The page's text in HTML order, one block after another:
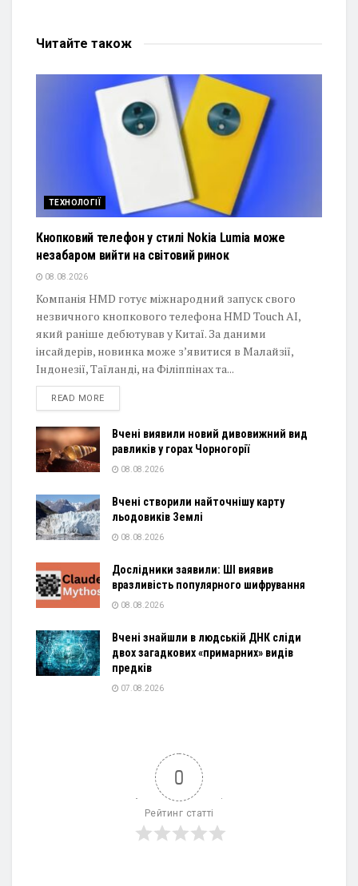
Читайте також
ТЕХНОЛОГІЇ
Кнопковий телефон у стилі Nokia Lumia може
незабаром вийти на світовий ринок
08.08.2026
Компанія HMD готує міжнародний запуск свого
незвичного кнопкового телефона HMD Touch AI,
який раніше дебютував у Китаї. За даними
інсайдерів, новинка може з’явитися в Малайзії,
Індонезії, Таїланді, на Філіппінах та...
READ MOREDETAILS
Вчені виявили новий дивовижний вид
равликів у горах Чорногорії
08.08.2026
Вчені створили найточнішу карту
льодовиків Землі
08.08.2026
Дослідники заявили: ШІ виявив
вразливість популярного шифрування
08.08.2026
Вчені знайшли в людській ДНК сліди
двох загадкових «примарних» видів
предків
07.08.2026
0
Рейтинг статті